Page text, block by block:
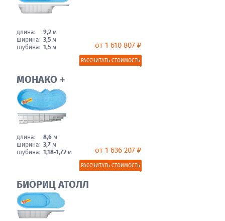
длина: 9,2 м
ширина: 3,5 м
глубина: 1,5 м от 1 610 807 ₽
РАССЧИТАТЬ СТОИМОСТЬ
МОНАКО +
длина: 8,6 м
ширина: 3,7 м
глубина: 1,18-1,72 м от 1 636 207 ₽
РАССЧИТАТЬ СТОИМОСТЬ
БИОРИЦ АТОЛЛ